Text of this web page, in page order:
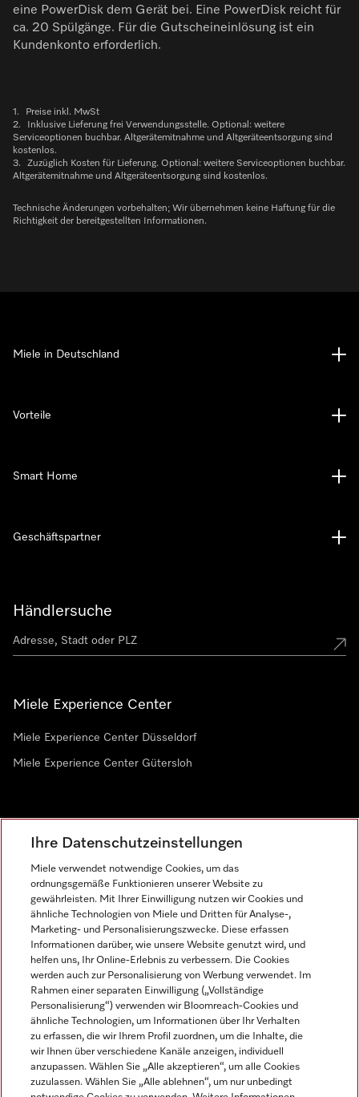
eine PowerDisk dem Gerät bei. Eine PowerDisk reicht für
ca. 20 Spülgänge. Für die Gutscheineinlösung ist ein
Kundenkonto erforderlich.
1.
Preise inkl. MwSt
2.
Inklusive Lieferung frei Verwendungsstelle. Optional: weitere
Serviceoptionen buchbar. Altgerätemitnahme und Altgeräteentsorgung sind
kostenlos.
3.
Zuzüglich Kosten für Lieferung. Optional: weitere Serviceoptionen buchbar.
Altgerätemitnahme und Altgeräteentsorgung sind kostenlos.
Technische Änderungen vorbehalten; Wir übernehmen keine Haftung für die
Richtigkeit der bereitgestellten Informationen.
Händlersuche
Miele Experience Center
Miele Experience Center Düsseldorf
Miele Experience Center Gütersloh
Miele in Deutschland
Vorteile
Smart Home
Geschäftspartner
AGB
Miele auf Instagram
Miele auf Facebook
Miele auf Youtube
Ihre Datenschutzeinstellungen
Miele verwendet notwendige Cookies, um das
ordnungsgemäße Funktionieren unserer Website zu
gewährleisten. Mit Ihrer Einwilligung nutzen wir Cookies und
ähnliche Technologien von Miele und Dritten für Analyse-,
Marketing- und Personalisierungszwecke. Diese erfassen
Informationen darüber, wie unsere Website genutzt wird, und
helfen uns, Ihr Online-Erlebnis zu verbessern. Die Cookies
werden auch zur Personalisierung von Werbung verwendet. Im
Rahmen einer separaten Einwilligung („Vollständige
Personalisierung“) verwenden wir Bloomreach-Cookies und
ähnliche Technologien, um Informationen über Ihr Verhalten
zu erfassen, die wir Ihrem Profil zuordnen, um die Inhalte, die
wir Ihnen über verschiedene Kanäle anzeigen, individuell
anzupassen. Wählen Sie „Alle akzeptieren“, um alle Cookies
zuzulassen. Wählen Sie „Alle ablehnen“, um nur unbedingt